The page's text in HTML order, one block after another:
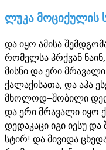
ლუკა მოციქულის
და იყო ამისა
რომელსა ჰრქჳან
მისნი და ერი
ქალაქისათა, და აჰა
მხოლოდ-შობილი
და ერი მრავალი იყო
დედაკაცი იგი იესუ და
სტირ! და მივიდა